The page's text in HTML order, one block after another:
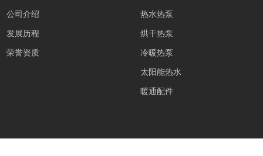
公司介绍
发展历程
荣誉资质
热水热泵
烘干热泵
冷暖热泵
太阳能热水
暖通配件